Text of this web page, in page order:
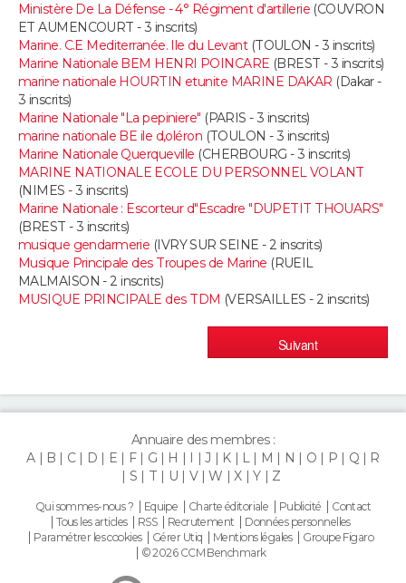
Ministère De La Défense - 4° Régiment d'artillerie (COUVRON
ET AUMENCOURT - 3 inscrits)
Marine. C.E Mediterranée. Ile du Levant (TOULON - 3 inscrits)
Marine Nationale BEM HENRI POINCARE (BREST - 3 inscrits)
marine nationale HOURTIN etunite MARINE DAKAR (Dakar -
3 inscrits)
Marine Nationale "La pepiniere" (PARIS - 3 inscrits)
marine nationale BE ile d,oléron (TOULON - 3 inscrits)
Marine Nationale Querqueville (CHERBOURG - 3 inscrits)
MARINE NATIONALE ECOLE DU PERSONNEL VOLANT
(NIMES - 3 inscrits)
Marine Nationale : Escorteur d"Escadre "DUPETIT THOUARS"
(BREST - 3 inscrits)
musique gendarmerie (IVRY SUR SEINE - 2 inscrits)
Musique Principale des Troupes de Marine (RUEIL
MALMAISON - 2 inscrits)
MUSIQUE PRINCIPALE des TDM (VERSAILLES - 2 inscrits)
Suivant
Annuaire des membres :
A
B C D E F G H I J K L M N O P Q
R
S
T U V W X Y Z
Qui sommes-nous ? Equipe Charte éditoriale Publicité
Contact
Tous les articles
RSS Recrutement
Données personnelles
Paramétrer les cookies
Gérer Utiq Mentions légales
Groupe Figaro
© 2026 CCM Benchmark